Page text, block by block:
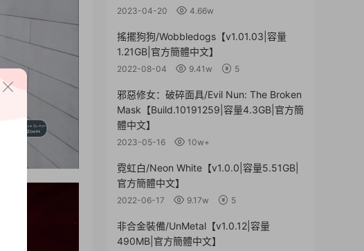
2023-04-20 4.66w
搖擺狗狗/Wobbledogs【v1.01.03|容量
1.21GB|官方簡體中文】
2022-08-04 9.41w 5
邪惡修女：破碎面具/Evil Nun: The Broken
Mask【Build.10191259|容量4.3GB|官方簡
體中文】
2023-05-16 10w+
霓虹白/Neon White【v1.0.0|容量5.51GB|
官方簡體中文】
2022-06-17 9.17w 5
非合金裝備/UnMetal【v1.0.12|容量
490MB|官方簡體中文】